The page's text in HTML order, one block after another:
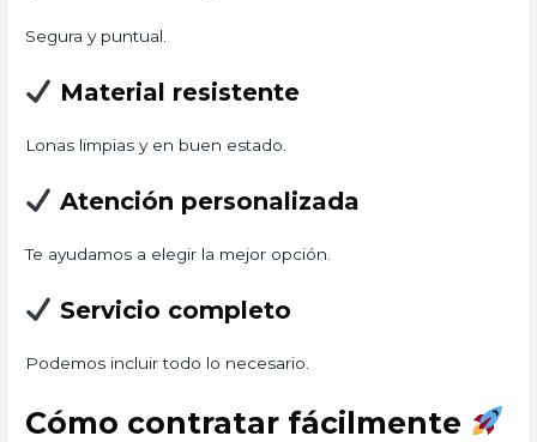
Segura y puntual.
Material resistente
Lonas limpias y en buen estado.
Atención personalizada
Te ayudamos a elegir la mejor opción.
Servicio completo
Podemos incluir todo lo necesario.
Cómo contratar fácilmente